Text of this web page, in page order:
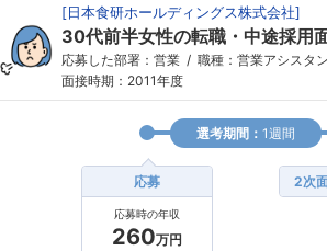
[日本食研ホールディングス株式会社]
30代前半女性の転職・中途採用
応募した部署：営業
職種：営業アシスタ
面接時期：2011年度
選考期間： 1週間
応募
応募時の年収
260万円
2次